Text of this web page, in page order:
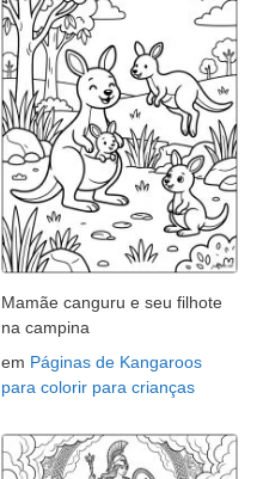
Mamãe canguru e seu filhote
na campina
em Páginas de Kangaroos
para colorir para crianças